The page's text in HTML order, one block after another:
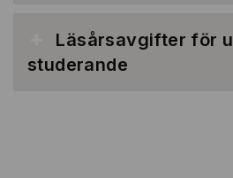
Läsårsavgifter för
studerande